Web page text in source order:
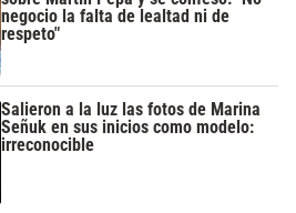
negocio la falta de lealtad ni de
respeto"
Salieron a la luz las fotos de Marina
Señuk en sus inicios como modelo:
irreconocible